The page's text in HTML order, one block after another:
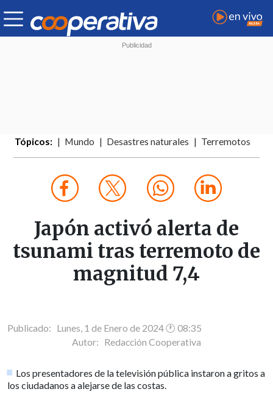
Tópicos: Mundo Desastres naturales Terremotos
Japón activó alerta de
tsunami tras terremoto de
magnitud 7,4
Publicado: Lunes, 1 de Enero de 2024 🕐 08:35
Autor: Redacción Cooperativa
Los presentadores de la televisión pública instaron a gritos a
los ciudadanos a alejarse de las costas.